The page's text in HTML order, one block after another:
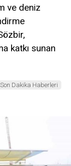
ve deniz
katkı sunan
Son Dakika Haberleri